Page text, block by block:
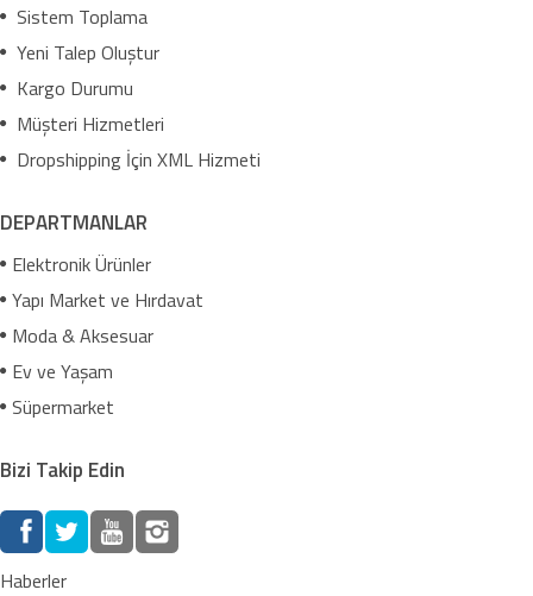
Sistem Toplama
Yeni Talep Oluştur
Kargo Durumu
Müşteri Hizmetleri
Dropshipping İçin XML Hizmeti
DEPARTMANLAR
Elektronik Ürünler
Yapı Market ve Hırdavat
Moda & Aksesuar
Ev ve Yaşam
Süpermarket
Bizi Takip Edin
Haberler